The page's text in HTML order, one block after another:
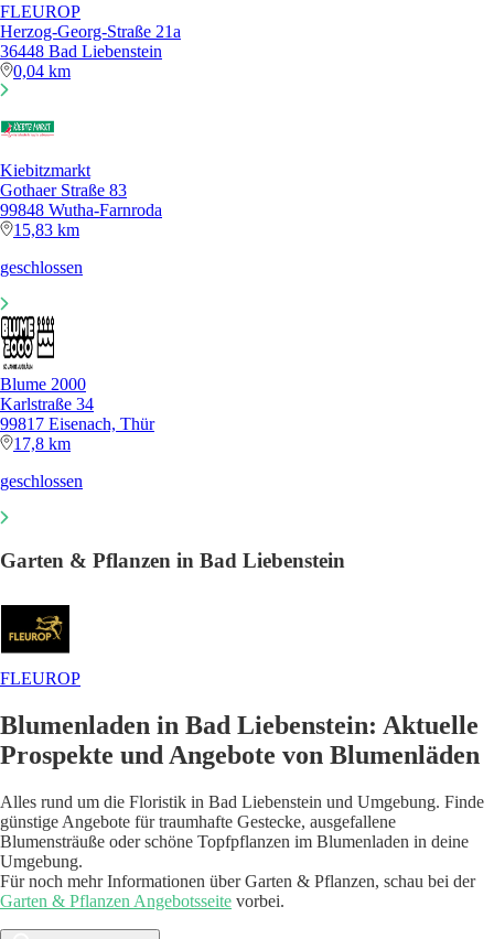
FLEUROP
Herzog-Georg-Straße 21a
36448 Bad Liebenstein
0,04 km
Kiebitzmarkt
Gothaer Straße 83
99848 Wutha-Farnroda
15,83 km
geschlossen
Blume 2000
Karlstraße 34
99817 Eisenach, Thür
17,8 km
geschlossen
Garten & Pflanzen in Bad Liebenstein
FLEUROP
Blumenladen in Bad Liebenstein: Aktuelle
Prospekte und Angebote von Blumenläden
Alles rund um die Floristik in Bad Liebenstein und Umgebung. Finde
günstige Angebote für traumhafte Gestecke, ausgefallene
Blumensträuße oder schöne Topfpflanzen im Blumenladen in deine
Umgebung.
Für noch mehr Informationen über Garten & Pflanzen, schau bei der
Garten & Pflanzen Angebotsseite vorbei.